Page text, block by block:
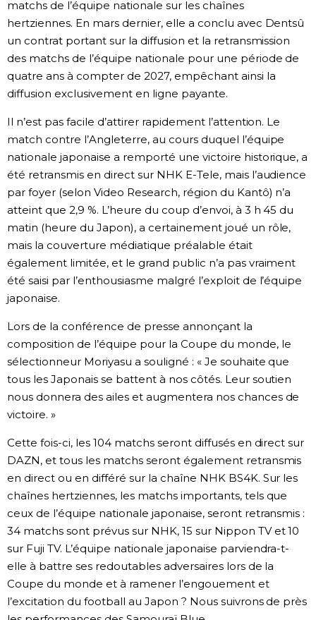
matchs de l’équipe nationale sur les chaînes
hertziennes. En mars dernier, elle a conclu avec Dentsû
un contrat portant sur la diffusion et la retransmission
des matchs de l’équipe nationale pour une période de
quatre ans à compter de 2027, empêchant ainsi la
diffusion exclusivement en ligne payante.
Il n’est pas facile d’attirer rapidement l’attention. Le
match contre l’Angleterre, au cours duquel l’équipe
nationale japonaise a remporté une victoire historique, a
été retransmis en direct sur NHK E-Tele, mais l’audience
par foyer (selon Video Research, région du Kantô) n’a
atteint que 2,9 %. L’heure du coup d’envoi, à 3 h 45 du
matin (heure du Japon), a certainement joué un rôle,
mais la couverture médiatique préalable était
également limitée, et le grand public n’a pas vraiment
été saisi par l’enthousiasme malgré l’exploit de l’équipe
japonaise.
Lors de la conférence de presse annonçant la
composition de l’équipe pour la Coupe du monde, le
sélectionneur Moriyasu a souligné : « Je souhaite que
tous les Japonais se battent à nos côtés. Leur soutien
nous donnera des ailes et augmentera nos chances de
victoire. »
Cette fois-ci, les 104 matchs seront diffusés en direct sur
DAZN, et tous les matchs seront également retransmis
en direct ou en différé sur la chaîne NHK BS4K. Sur les
chaînes hertziennes, les matchs importants, tels que
ceux de l’équipe nationale japonaise, seront retransmis :
34 matchs sont prévus sur NHK, 15 sur Nippon TV et 10
sur Fuji TV. L’équipe nationale japonaise parviendra-t-
elle à battre ses redoutables adversaires lors de la
Coupe du monde et à ramener l’engouement et
l’excitation du football au Japon ? Nous suivrons de près